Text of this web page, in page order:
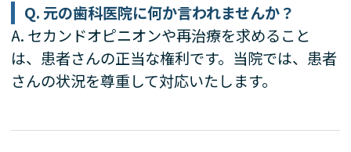
Q. 元の歯科医院に何か言われませんか？
A. セカンドオピニオンや再治療を求めること
は、患者さんの正当な権利です。当院では、患者
さんの状況を尊重して対応いたします。